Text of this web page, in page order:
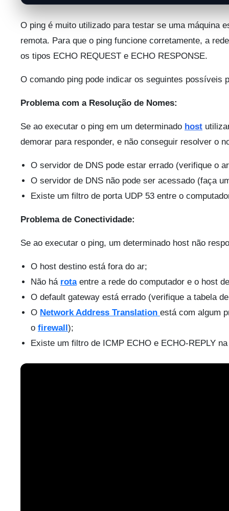
O ping é muito utilizado para testar se uma máquina
remota. Para que o ping funcione corretamente, a
os tipos ECHO REQUEST e ECHO RESPONSE.
O comando ping pode indicar os seguintes possíveis
Problema com a Resolução de Nomes:
Se ao executar o ping em um determinado host
demorar para responder, e não conseguir resolver o
O servidor de DNS pode estar errado (verifique o
O servidor de DNS não pode ser acessado (faça
Existe um filtro de porta UDP 53 entre o
Problema de Conectividade:
Se ao executar o ping, um determinado host não
O host destino está fora do ar;
Não há rotaentre a rede do computador e o host
O default gateway está errado (verifique a tabela
O Network Address Translation está com algum
o firewall);
Existe um filtro de ICMP ECHO e ECHO-REPLY